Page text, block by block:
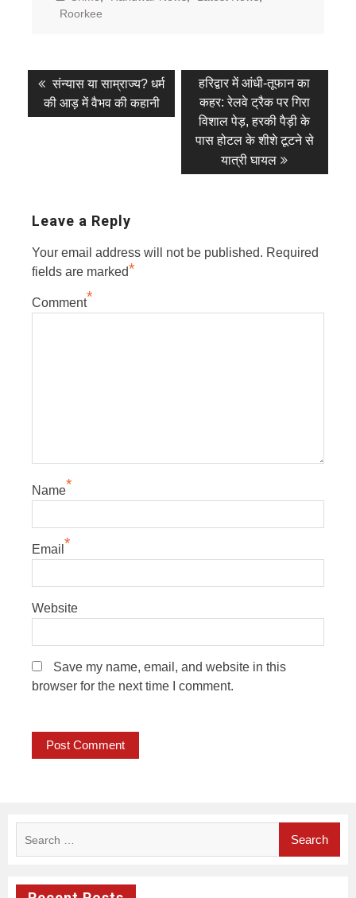
Roorkee
Post
navigation
Previous
post:
संन्यास या साम्राज्य? धर्म
की आड़ में वैभव की कहानी
Next
post:
हरिद्वार में आंधी-तूफान का
कहर: रेलवे ट्रैक पर गिरा
विशाल पेड़, हरकी पैड़ी के
पास होटल के शीशे टूटने से
यात्री घायल
Leave a Reply
Your email address will not be published. Required
fields are marked*
Comment*
Name*
Email *
Website
Save my name, email, and website in this
browser for the next time I comment.